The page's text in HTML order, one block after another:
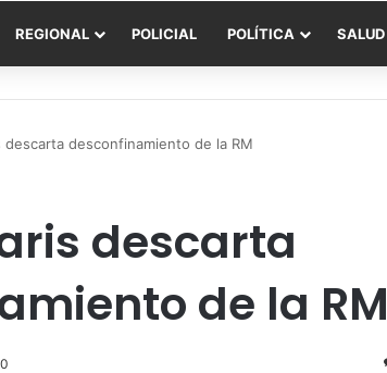
REGIONAL POLICIAL POLÍTICA SALUD
descarta desconfinamiento de la RM
descarta
de la RM